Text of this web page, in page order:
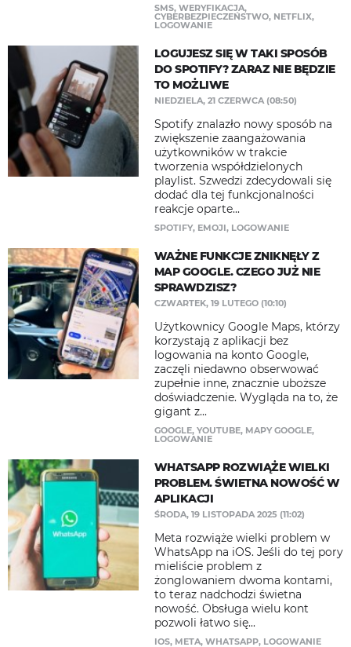
SMS, WERYFIKACJA,
CYBERBEZPIECZEŃSTWO, NETFLIX,
LOGOWANIE
LOGUJESZ SIĘ W TAKI SPOSÓB
DO SPOTIFY? ZARAZ NIE BĘDZIE
TO MOŻLIWE
NIEDZIELA, 21 CZERWCA (08:50)
Spotify znalazło nowy sposób na
zwiększenie zaangażowania
użytkowników w trakcie
tworzenia współdzielonych
playlist. Szwedzi zdecydowali się
dodać dla tej funkcjonalności
reakcje oparte...
SPOTIFY, EMOJI, LOGOWANIE
WAŻNE FUNKCJE ZNIKNĘŁY Z
MAP GOOGLE. CZEGO JUŻ NIE
SPRAWDZISZ?
CZWARTEK, 19 LUTEGO (10:10)
Użytkownicy Google Maps, którzy
korzystają z aplikacji bez
logowania na konto Google,
zaczęli niedawno obserwować
zupełnie inne, znacznie uboższe
doświadczenie. Wygląda na to, że
gigant z...
GOOGLE, YOUTUBE, MAPY GOOGLE,
LOGOWANIE
WHATSAPP ROZWIĄŻE WIELKI
PROBLEM. ŚWIETNA NOWOŚĆ W
APLIKACJI
ŚRODA, 19 LISTOPADA 2025 (11:02)
Meta rozwiąże wielki problem w
WhatsApp na iOS. Jeśli do tej pory
mieliście problem z
żonglowaniem dwoma kontami,
to teraz nadchodzi świetna
nowość. Obsługa wielu kont
pozwoli łatwo się...
IOS, META, WHATSAPP, LOGOWANIE